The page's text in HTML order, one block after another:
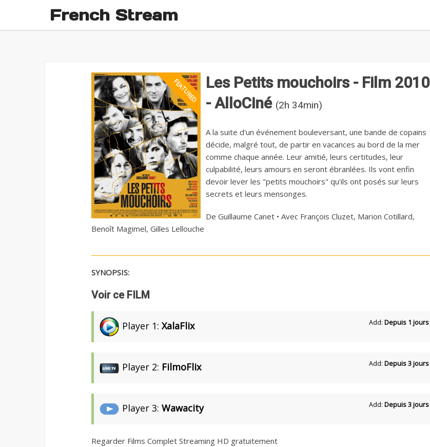
French Stream
Les Petits mouchoirs - Film 2010
- AlloCiné (2h 34min)
A la suite d'un événement bouleversant, une bande de copains
décide, malgré tout, de partir en vacances au bord de la mer
comme chaque année. Leur amitié, leurs certitudes, leur
culpabilité, leurs amours en seront ébranlées. Ils vont enfin
devoir lever les "petits mouchoirs" qu'ils ont posés sur leurs
secrets et leurs mensonges.
De Guillaume Canet • Avec François Cluzet, Marion Cotillard,
Benoît Magimel, Gilles Lellouche
SYNOPSIS:
Voir ce FILM
Player 1: XalaFlix Add: Depuis 1 jours
Player 2: FilmoFlix Add: Depuis 3 jours
Player 3: Wawacity Add: Depuis 3 jours
Regarder Films Complet Streaming HD gratuitement